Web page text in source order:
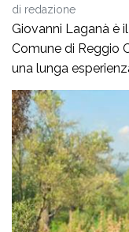
di redazione
Giovanni Laganà è
Comune di Reggio
una lunga
amministrazione e
Calabria ed in
Anas Sicilia, Capo
Direttore generale
generale della